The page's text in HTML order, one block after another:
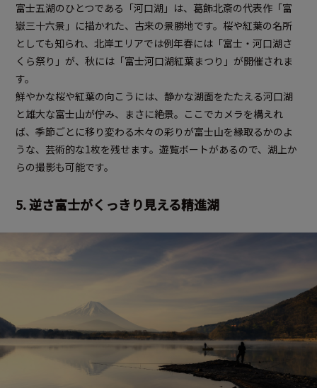
富士五湖のひとつである「河口湖」は、葛飾北斎の代表作「富
嶽三十六景」に描かれた、古来の景勝地です。桜や紅葉の名所
としても知られ、北岸エリアでは例年春には「富士・河口湖さ
くら祭り」が、秋には「富士河口湖紅葉まつり」が開催されま
す。
鮮やかな桜や紅葉の向こうには、静かな湖面をたたえる河口湖
と雄大な富士山が佇み、まさに絶景。ここでカメラを構えれ
ば、季節ごとに移り変わる木々の彩りが富士山を縁取るかのよ
うな、芸術的な1枚を残せます。遊覧ボートがあるので、湖上か
らの撮影も可能です。
5. 逆さ富士がくっきり見える精進湖